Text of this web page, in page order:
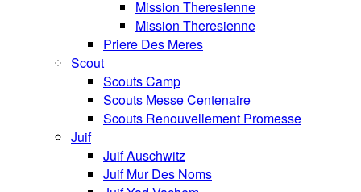
Mission Theresienne
Mission Theresienne
Priere Des Meres
Scout
Scouts Camp
Scouts Messe Centenaire
Scouts Renouvellement Promesse
Juif
Juif Auschwitz
Juif Mur Des Noms